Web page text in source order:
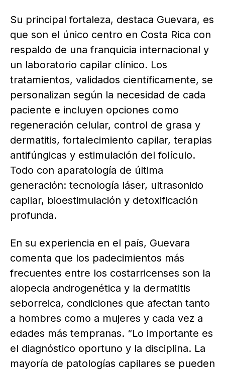
Su principal fortaleza, destaca Guevara, es
que son el único centro en Costa Rica con
respaldo de una franquicia internacional y
un laboratorio capilar clínico. Los
tratamientos, validados científicamente, se
personalizan según la necesidad de cada
paciente e incluyen opciones como
regeneración celular, control de grasa y
dermatitis, fortalecimiento capilar, terapias
antifúngicas y estimulación del folículo.
Todo con aparatología de última
generación: tecnología láser, ultrasonido
capilar, bioestimulación y detoxificación
profunda.
En su experiencia en el país, Guevara
comenta que los padecimientos más
frecuentes entre los costarricenses son la
alopecia androgenética y la dermatitis
seborreica, condiciones que afectan tanto
a hombres como a mujeres y cada vez a
edades más tempranas. “Lo importante es
el diagnóstico oportuno y la disciplina. La
mayoría de patologías capilares se pueden